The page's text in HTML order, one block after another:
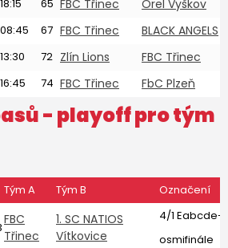
18:15 65 FBC Třinec Orel Vyškov
08:45 67 FBC Třinec BLACK ANGELS
13:30 72 Zlín Lions FBC Třinec
16:45 74 FBC Třinec FbC Plzeň
- playoff pro tým
Tým A Tým B
Označení
FBC
Třinec
1. SC NATIOS
Vítkovice
4/1 Eabcde-
osmifinále